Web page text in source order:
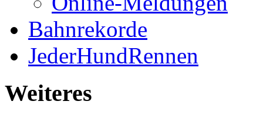
Bahnrekorde
JederHundRennen
Weiteres